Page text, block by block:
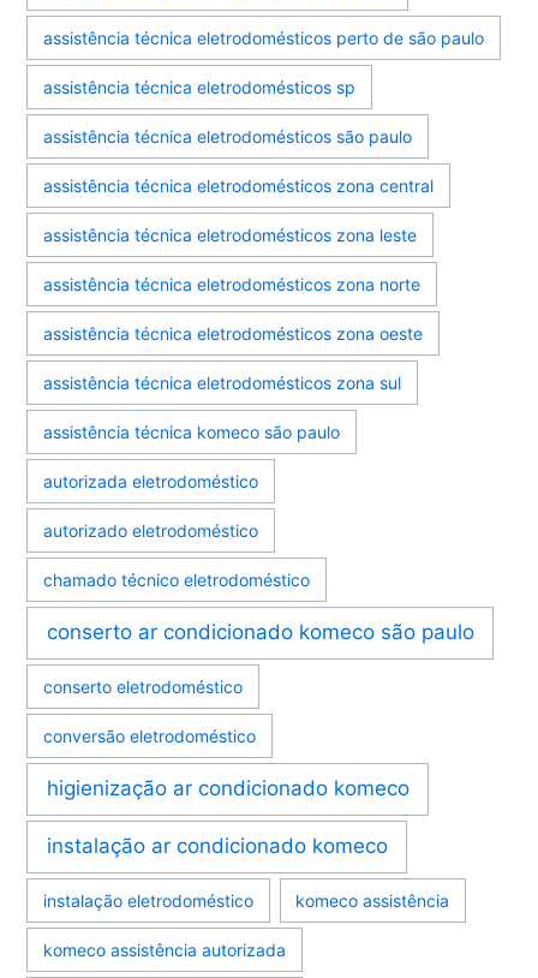
assistência técnica eletrodomésticos perto de são paulo
assistência técnica eletrodomésticos sp
assistência técnica eletrodomésticos são paulo
assistência técnica eletrodomésticos zona central
assistência técnica eletrodomésticos zona leste
assistência técnica eletrodomésticos zona norte
assistência técnica eletrodomésticos zona oeste
assistência técnica eletrodomésticos zona sul
assistência técnica komeco são paulo
autorizada eletrodoméstico
autorizado eletrodoméstico
chamado técnico eletrodoméstico
conserto ar condicionado komeco são paulo
conserto eletrodoméstico
conversão eletrodoméstico
higienização ar condicionado komeco
instalação ar condicionado komeco
instalação eletrodoméstico komeco assistência
komeco assistência autorizada